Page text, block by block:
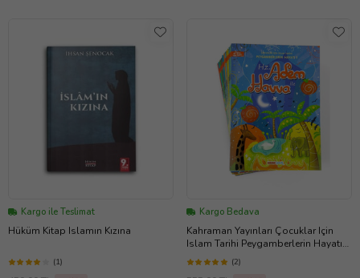
Kargo ile Teslimat
Hüküm Kitap Islamın Kızına
(1)
Kargo Bedava
Kahraman Yayınları Çocuklar Için
Islam Tarihi Peygamberlerin Hayatı
10 Kitap Cevirmeli 20 Hikaye
(2)